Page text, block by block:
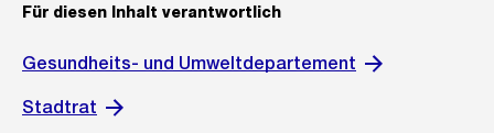
Für diesen Inhalt verantwortlich
Gesundheits- und Umweltdepartement
Stadtrat